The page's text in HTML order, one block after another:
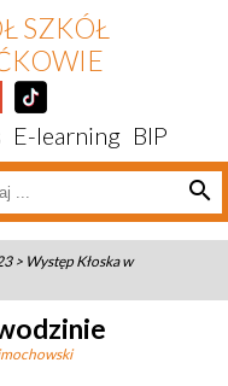
SZKÓŁ
E-learning BIP
search
> Występ Kłoska w